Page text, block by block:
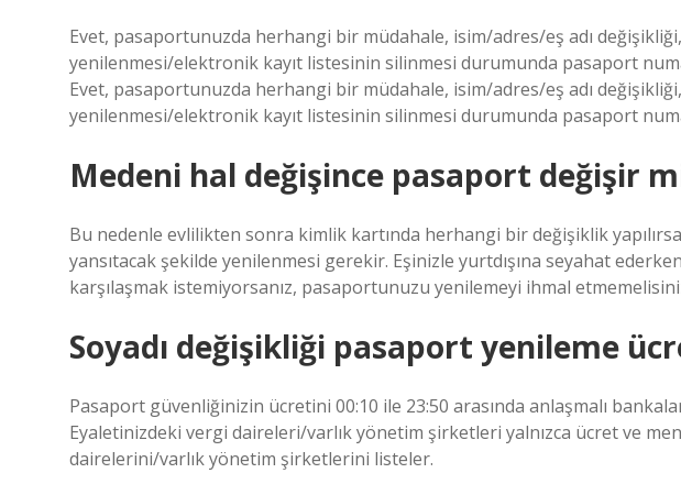
Evet, pasaportunuzda herhangi bir müdahale, isim/adres/eş adı
yenilenmesi/elektronik kayıt listesinin silinmesi durumunda pasaport
Evet, pasaportunuzda herhangi bir müdahale, isim/adres/eş adı
yenilenmesi/elektronik kayıt listesinin silinmesi durumunda pasaport
Medeni hal değişince pasaport değişir
Bu nedenle evlilikten sonra kimlik kartında herhangi bir değişiklik
yansıtacak şekilde yenilenmesi gerekir. Eşinizle yurtdışına seyahat
karşılaşmak istemiyorsanız, pasaportunuzu yenilemeyi ihmal
Soyadı değişikliği pasaport yenileme
Pasaport güvenliğinizin ücretini 00:10 ile 23:50 arasında anlaşmalı
Eyaletinizdeki vergi daireleri/varlık yönetim şirketleri yalnızca ücret ve
dairelerini/varlık yönetim şirketlerini listeler.